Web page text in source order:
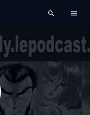
search menu